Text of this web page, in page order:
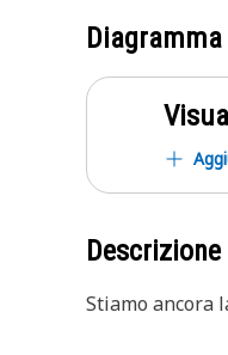
Stiamo ancora